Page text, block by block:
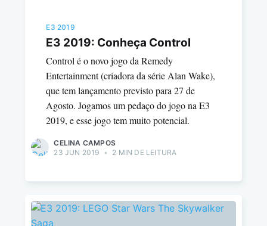
E3 2019
E3 2019: Conheça Control
Control é o novo jogo da Remedy
Entertainment (criadora da série Alan Wake),
que tem lançamento previsto para 27 de
Agosto. Jogamos um pedaço do jogo na E3
2019, e esse jogo tem muito potencial.
CELINA CAMPOS
23 JUN 2019 • 2 MIN DE LEITURA